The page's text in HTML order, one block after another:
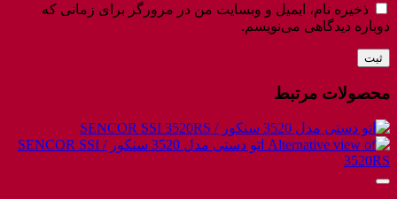
ذخیره نام، ایمیل و وبسایت من در مرورگر برای زمانی که
دوباره دیدگاهی می‌نویسم.
محصولات مرتبط